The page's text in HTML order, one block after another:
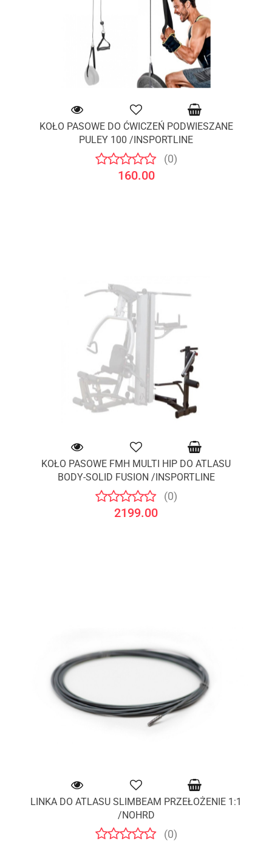
KOŁO PASOWE DO ĆWICZEŃ PODWIESZANE
PULEY 100 /INSPORTLINE
(0)
160.00
KOŁO PASOWE FMH MULTI HIP DO ATLASU
BODY-SOLID FUSION /INSPORTLINE
(0)
2199.00
LINKA DO ATLASU SLIMBEAM PRZEŁOŻENIE 1:1
/NOHRD
(0)